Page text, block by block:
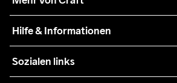
Nachhaltigkeit
Teamwear
Zusammenarbeit
Hilfe & Informationen
Retouren
Sozialen links